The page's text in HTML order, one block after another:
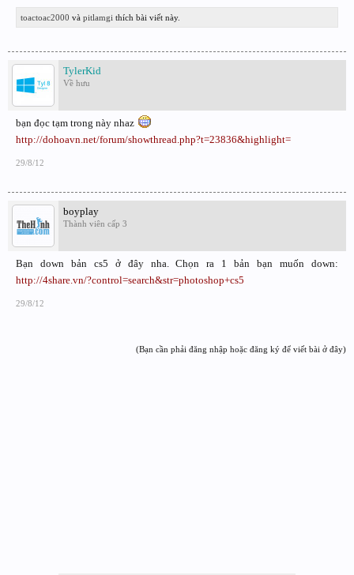
toactoac2000 và pitlamgi thích bài viết này.
TylerKid
Về hưu
bạn đọc tạm trong này nhaz
http://dohoavn.net/forum/showthread.php?t=23836&highlight=
29/8/12
boyplay
Thành viên cấp 3
Bạn down bản cs5 ở đây nha. Chọn ra 1 bản bạn muốn down:
http://4share.vn/?control=search&str=photoshop+cs5
29/8/12
(Bạn cần phải đăng nhập hoặc đăng ký để viết bài ở đây)